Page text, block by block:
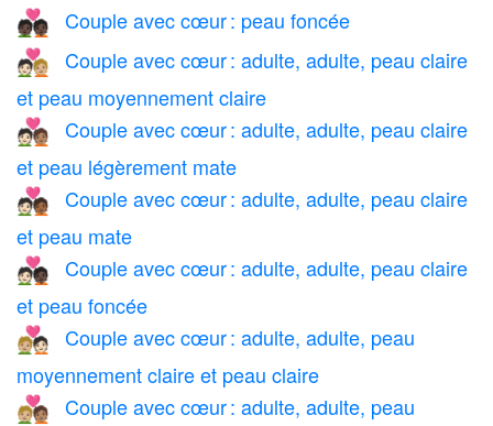
💑🏿 Couple avec cœur : peau foncée
🧑🏻‍❤️‍🧑🏼 Couple avec cœur : adulte, adulte, peau claire
et peau moyennement claire
🧑🏻‍❤️‍🧑🏽 Couple avec cœur : adulte, adulte, peau claire
et peau légèrement mate
🧑🏻‍❤️‍🧑🏾 Couple avec cœur : adulte, adulte, peau claire
et peau mate
🧑🏻‍❤️‍🧑🏿 Couple avec cœur : adulte, adulte, peau claire
et peau foncée
🧑🏼‍❤️‍🧑🏻 Couple avec cœur : adulte, adulte, peau
moyennement claire et peau claire
🧑🏼‍❤️‍🧑🏽 Couple avec cœur : adulte, adulte, peau